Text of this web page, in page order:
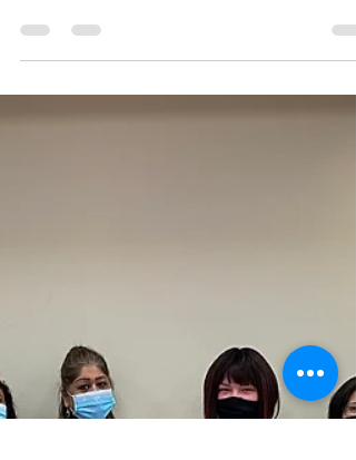
recientemente en un artículo de Iowa
Radio News!...